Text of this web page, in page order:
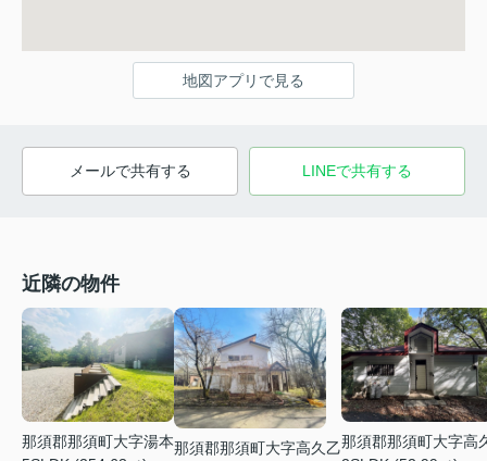
地図アプリで見る
メールで共有する LINEで共有する
近隣の物件
那須郡那須町大字湯本那須郡那須町大字高久乙那須郡那須町大字高